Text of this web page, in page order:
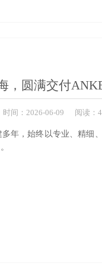
，圆满交付
时间：2026-06-09 阅读：
年，始终以专业、精细